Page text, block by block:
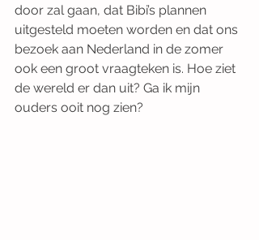
door zal gaan, dat Bibi’s plannen
uitgesteld moeten worden en dat ons
bezoek aan Nederland in de zomer
ook een groot vraagteken is. Hoe ziet
de wereld er dan uit? Ga ik mijn
ouders ooit nog zien?